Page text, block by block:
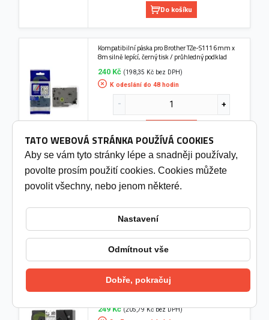
Do košíku
Kompatibilní páska pro Brother TZe-S111 6mm x
8m silně lepící, černý tisk / průhledný podklad
240 Kč (198,35 Kč bez DPH)
K odeslání do 48 hodin
Kompatibilní páska pro Brother TZe-S421, 9mm ×
8m, silně lepící, černý tisk / červený podklad
249 Kč (205,79 Kč bez DPH)
Do košíku
Kompatibilní páska pro Brother TZe-S115, 6mm ×
8m, silně lepící, bílý tisk / průhledný podklad
249 Kč (205,79 Kč bez DPH)
TATO WEBOVÁ STRÁNKA POUŽÍVÁ COOKIES
Aby se vám tyto stránky lépe a snadněji používaly,
povolte prosím použití cookies. Cookies můžete
povolit všechny, nebo jenom některé.
Nastavení
Odmítnout vše
Dobře, pokračuj